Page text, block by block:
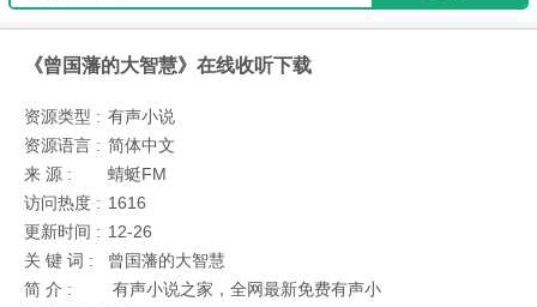
《曾国藩的大智慧》在线收听下载
资源类型 : 有声小说
资源语言 : 简体中文
来 源 :
蜻蜓FM
访问热度 : 1616
更新时间 : 12-26
关 键 词 :
曾国藩的大智慧
简 介 :
有声小说之家，全网最新免费有声小